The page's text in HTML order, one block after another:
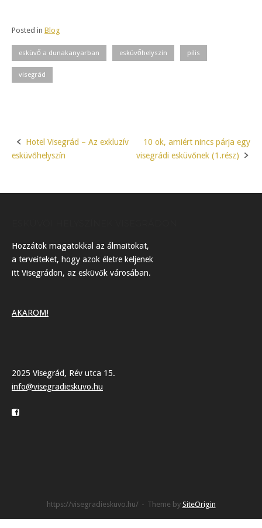
Posted in Blog
esküvő a dunakanyarban esküvőhelyszín pilis
visegrád
Post
Hotel Visegrád – Az exkluzív
esküvőhelyszín
10 ok, amiért nincs párja egy
visegrádi esküvőnek (1.rész)
Hozzátok magatokkal az álmaitokat,
a terveiteket, hogy azok életre keljenek
itt Visegrádon, az esküvők városában.
AKAROM!
2025 Visegrád, Rév utca 15.
info@visegradieskuvo.hu
https://visegradieskuvo.hu/ Theme by SiteOrigin